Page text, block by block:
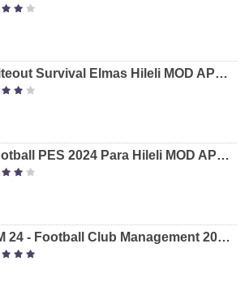
Whiteout Survival Elmas Hileli MOD APK indir [v1.13.1]
eFootball PES 2024 Para Hileli MOD APK indir [v8.2.0]
FCM 24 - Football Club Management 2024 Para Hileli MOD APK indir [v1.0.4]